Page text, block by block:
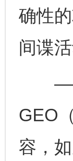
确性
间谍
——
GEO
容，